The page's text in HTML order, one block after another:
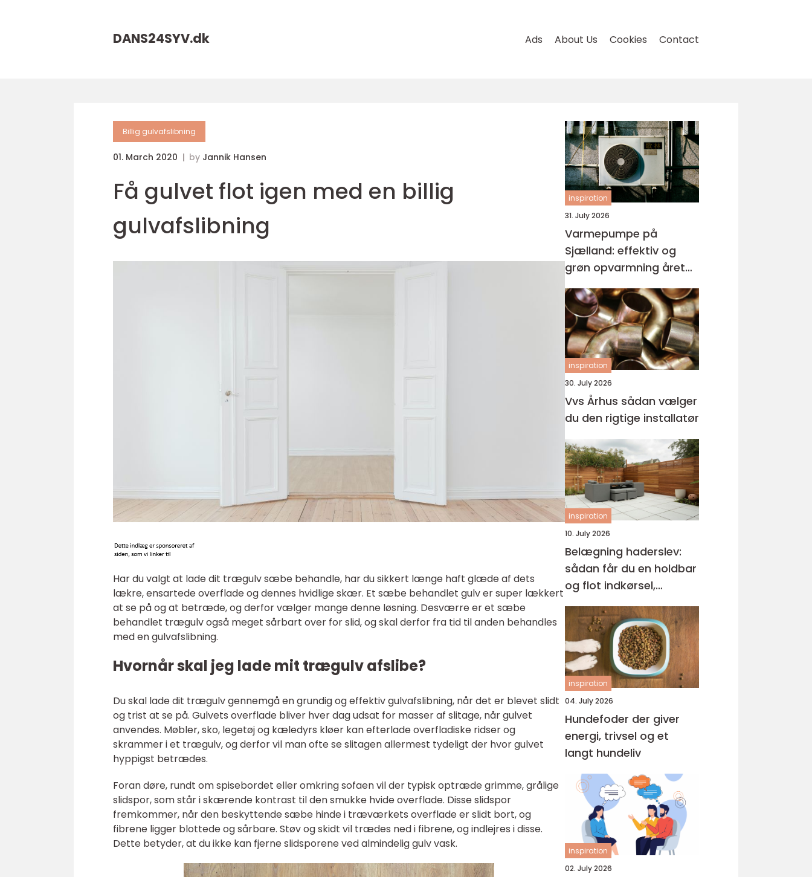
DANS24SYV.dk Ads About Us Cookies Contact
Billig gulvafslibning
01. March 2020 by Jannik Hansen
Få gulvet flot igen med en billig
gulvafslibning
Har du valgt at lade dit trægulv sæbe behandle, har du sikkert længe haft glæde af dets
lækre, ensartede overflade og dennes hvidlige skær. Et sæbe behandlet gulv er super lækkert
at se på og at betræde, og derfor vælger mange denne løsning. Desværre er et sæbe
behandlet trægulv også meget sårbart over for slid, og skal derfor fra tid til anden behandles
med en gulvafslibning.
Hvornår skal jeg lade mit trægulv afslibe?
Du skal lade dit trægulv gennemgå en grundig og effektiv gulvafslibning, når det er blevet slidt
og trist at se på. Gulvets overflade bliver hver dag udsat for masser af slitage, når gulvet
anvendes. Møbler, sko, legetøj og kæledyrs kløer kan efterlade overfladiske ridser og
skrammer i et trægulv, og derfor vil man ofte se slitagen allermest tydeligt der hvor gulvet
hyppigst betrædes.
Foran døre, rundt om spisebordet eller omkring sofaen vil der typisk optræde grimme, grålige
slidspor, som står i skærende kontrast til den smukke hvide overflade. Disse slidspor
fremkommer, når den beskyttende sæbe hinde i træværkets overflade er slidt bort, og
fibrene ligger blottede og sårbare. Støv og skidt vil trædes ned i fibrene, og indlejres i disse.
Dette betyder, at du ikke kan fjerne slidsporene ved almindelig gulv vask.
inspiration
31. July 2026
Varmepumpe på
Sjælland: effektiv og
grøn opvarmning året
rundt
inspiration
30. July 2026
Vvs Århus sådan vælger
du den rigtige installatør
inspiration
10. July 2026
Belægning haderslev:
sådan får du en holdbar
og flot indkørsel,
terrasse og gårdsplads
inspiration
04. July 2026
Hundefoder der giver
energi, trivsel og et
langt hundeliv
inspiration
02. July 2026